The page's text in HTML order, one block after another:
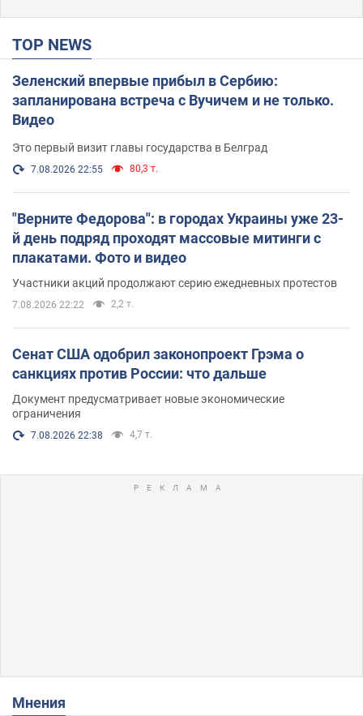
TOP NEWS
Зеленский впервые прибыл в Сербию:
запланирована встреча с Вучичем и не только.
Видео
Это первый визит главы государства в Белград
7.08.2026 22:55 80,3 т.
"Верните Федорова": в городах Украины уже 23-
й день подряд проходят массовые митинги с
плакатами. Фото и видео
Участники акций продолжают серию ежедневных протестов
7.08.2026 22:22 2,2 т.
Сенат США одобрил законопроект Грэма о
санкциях против России: что дальше
Документ предусматривает новые экономические
ограничения
7.08.2026 22:38 4,7 т.
Мнения